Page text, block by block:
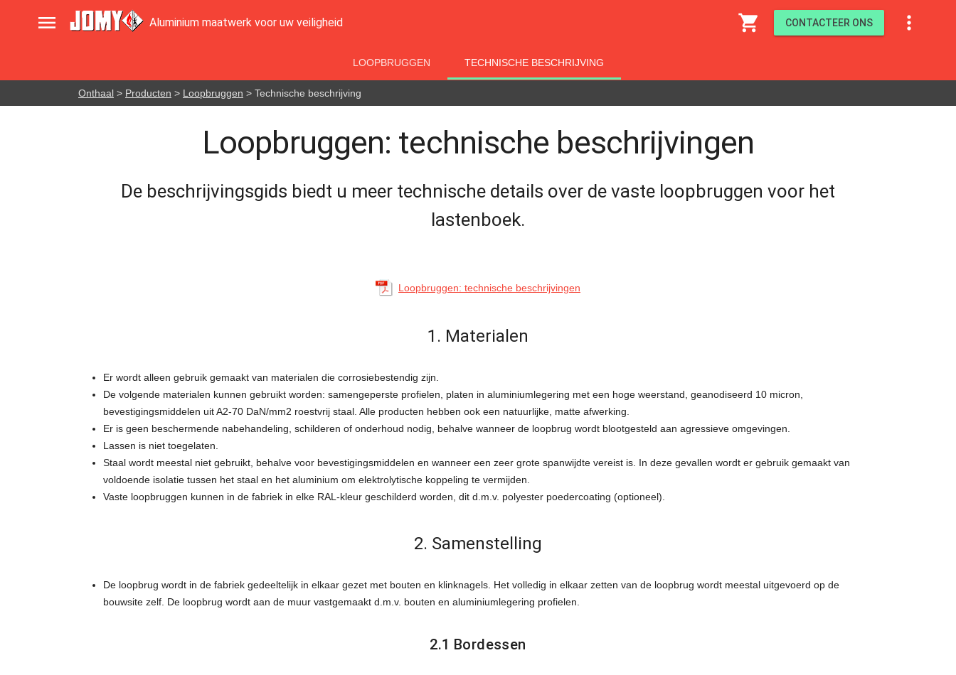
 Aluminium maatwerk voor uw veiligheid shopping_cart CONTACTEER ONS 
LOOPBRUGGEN TECHNISCHE BESCHRIJVING
Onthaal > Producten > Loopbruggen > Technische beschrijving
Loopbruggen: technische beschrijvingen
De beschrijvingsgids biedt u meer technische details over de vaste loopbruggen voor het
lastenboek.
Loopbruggen: technische beschrijvingen
1. Materialen
Er wordt alleen gebruik gemaakt van materialen die corrosiebestendig zijn.
De volgende materialen kunnen gebruikt worden: samengeperste profielen, platen in aluminiumlegering met een hoge weerstand, geanodiseerd 10 micron,
bevestigingsmiddelen uit A2-70 DaN/mm2 roestvrij staal. Alle producten hebben ook een natuurlijke, matte afwerking.
Er is geen beschermende nabehandeling, schilderen of onderhoud nodig, behalve wanneer de loopbrug wordt blootgesteld aan agressieve omgevingen.
Lassen is niet toegelaten.
Staal wordt meestal niet gebruikt, behalve voor bevestigingsmiddelen en wanneer een zeer grote spanwijdte vereist is. In deze gevallen wordt er gebruik gemaakt van
voldoende isolatie tussen het staal en het aluminium om elektrolytische koppeling te vermijden.
Vaste loopbruggen kunnen in de fabriek in elke RAL-kleur geschilderd worden, dit d.m.v. polyester poedercoating (optioneel).
2. Samenstelling
De loopbrug wordt in de fabriek gedeeltelijk in elkaar gezet met bouten en klinknagels. Het volledig in elkaar zetten van de loopbrug wordt meestal uitgevoerd op de
bouwsite zelf. De loopbrug wordt aan de muur vastgemaakt d.m.v. bouten en aluminiumlegering profielen.
2.1 Bordessen